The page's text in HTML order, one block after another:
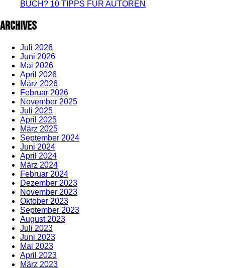
BUCH? 10 TIPPS FÜR AUTOREN
Archives
Juli 2026
Juni 2026
Mai 2026
April 2026
März 2026
Februar 2026
November 2025
Juli 2025
April 2025
März 2025
September 2024
Juni 2024
April 2024
März 2024
Februar 2024
Dezember 2023
November 2023
Oktober 2023
September 2023
August 2023
Juli 2023
Juni 2023
Mai 2023
April 2023
März 2023